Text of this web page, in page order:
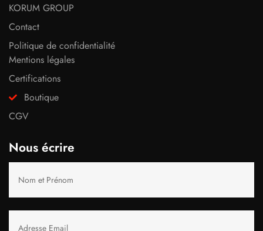
KORUM GROUP
Contact
Politique de confidentialité
Mentions légales
Certifications
Boutique
CGV
Nous écrire